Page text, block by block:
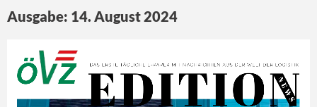
Ausgabe: 14. August 2024
Z
Ö EDITION
DA S ERSTE TÄ GLICHE E-PAPER MIT NACHRICHTEN A US DER WEL T DER LOGISTIK
N E
W S